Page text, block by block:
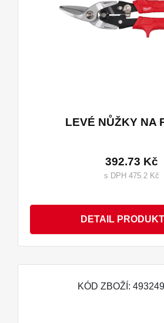
LEVÉ NŮŽKY NA
392.73 Kč
s DPH 475.2 Kč
DETAIL
KÓD ZBOŽÍ: